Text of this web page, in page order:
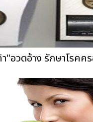
"อวดอ้าง รักษาโรคค